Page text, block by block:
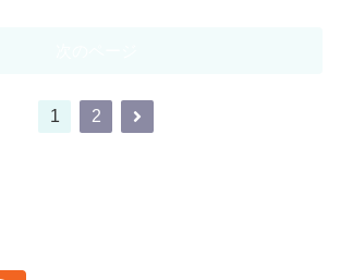
1 2